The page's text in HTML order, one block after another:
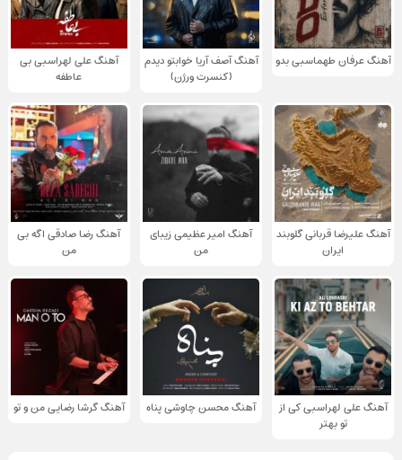
آهنگ عرفان طهماسبی بدو
آهنگ آصف آریا خوابتو دیدم
(کنسرت ورژن)
آهنگ علی لهراسبی بی
عاطفه
آهنگ علیرضا قربانی گلوبند
ایران
آهنگ امیر عظیمی زیبای
من
آهنگ رضا صادقی اگه بی
من
آهنگ علی لهراسبی کی از
تو ‌بهتر
آهنگ محسن چاوشی پناه آهنگ گرشا رضایی من و تو